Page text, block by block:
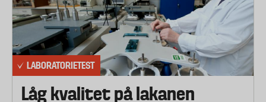
LABORATORIETEST
Låg kvalitet på lakanen